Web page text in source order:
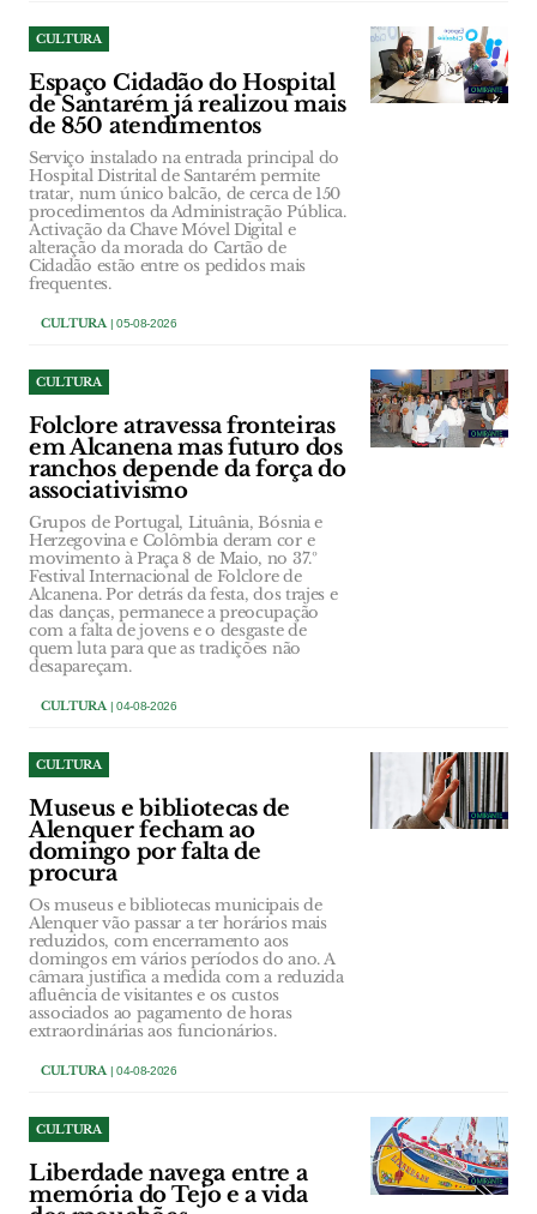
CULTURA
Espaço Cidadão do Hospital
de Santarém já realizou mais
de 850 atendimentos
Serviço instalado na entrada principal do
Hospital Distrital de Santarém permite
tratar, num único balcão, de cerca de 150
procedimentos da Administração Pública.
Activação da Chave Móvel Digital e
alteração da morada do Cartão de
Cidadão estão entre os pedidos mais
frequentes.
CULTURA | 05-08-2026
CULTURA
Folclore atravessa fronteiras
em Alcanena mas futuro dos
ranchos depende da força do
associativismo
Grupos de Portugal, Lituânia, Bósnia e
Herzegovina e Colômbia deram cor e
movimento à Praça 8 de Maio, no 37.º
Festival Internacional de Folclore de
Alcanena. Por detrás da festa, dos trajes e
das danças, permanece a preocupação
com a falta de jovens e o desgaste de
quem luta para que as tradições não
desapareçam.
CULTURA | 04-08-2026
CULTURA
Museus e bibliotecas de
Alenquer fecham ao
domingo por falta de
procura
Os museus e bibliotecas municipais de
Alenquer vão passar a ter horários mais
reduzidos, com encerramento aos
domingos em vários períodos do ano. A
câmara justifica a medida com a reduzida
afluência de visitantes e os custos
associados ao pagamento de horas
extraordinárias aos funcionários.
CULTURA | 04-08-2026
CULTURA
Liberdade navega entre a
memória do Tejo e a vida